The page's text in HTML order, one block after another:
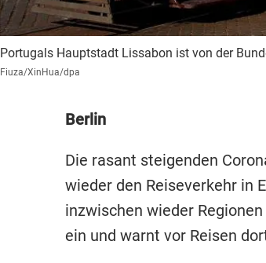
Portugals Hauptstadt Lissabon ist von der
Fiuza/XinHua/dpa
Berlin
Die rasant steigenden
wieder den Reiseverkehr in
inzwischen wieder
ein und warnt vor Reisen